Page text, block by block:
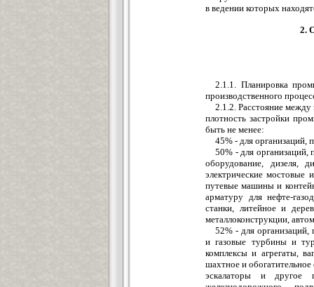
в ведении которых
2.
2.1.1. Планировка
производственного
2.1.2. Расстояние
плотность застройки
быть не менее:
45% - для
50% - для организаций,
оборудование, дизеля,
электрические
путевые машины и
арматуру для нефте-
станки, литейное и
металлоконструкции,
52% - для организаций,
и газовые турбины и
комплексы и агрегаты,
шахтное и
эскалаторы и другое